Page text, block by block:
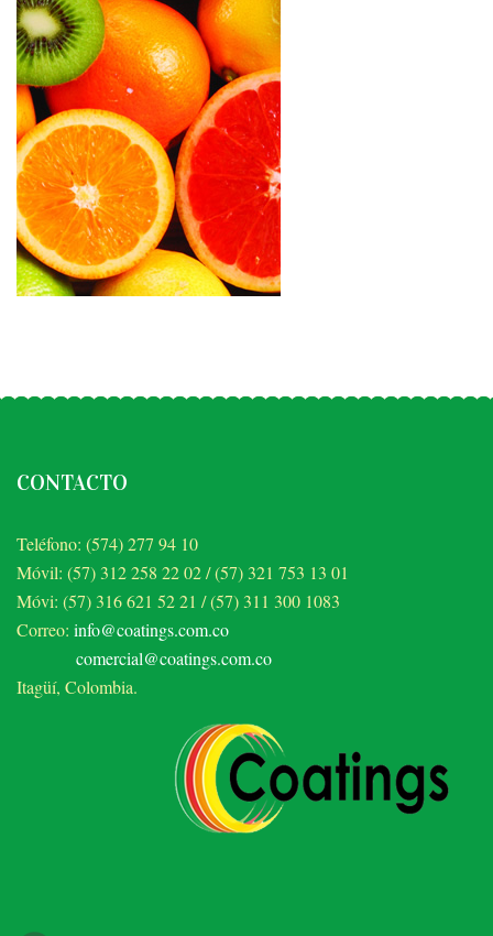
CONTACTO
Teléfono: (574) 277 94 10
Móvil: (57) 312 258 22 02 / (57) 321 753 13 01
Móvi: (57) 316 621 52 21 / (57) 311 300 1083
Correo: info@coatings.com.co
comercial@coatings.com.co
Itagüí, Colombia.